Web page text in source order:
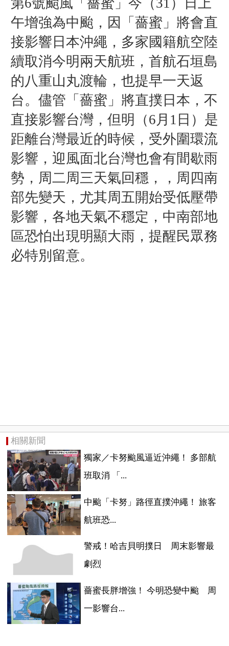
午增強為中颱，因「薔蜜」將會直
接影響日本沖繩，多家國籍航空陸
續取消今明兩天航班，首航石垣島
的八重山丸渡輪，也提早一天返
台。儘管「薔蜜」將直撲日本，不
直接影響台灣，但明（6月1日）是
距離台灣最近的時候，受外圍環流
影響，迎風面北台灣也會有間歇雨
勢，周二周三天氣回穩，，周四南
部先變天，尤其周五開始受低壓帶
影響，各地天氣不穩定，中南部地
區恐怕出現明顯大雨，提醒民眾務
必特別留意。
相關新聞
獨家／卡努颱風逼近沖繩！ 多部航
班取消 「...
​中颱「卡努」路徑直撲沖繩！ 旅客
航班恐...
警戒！哈吉貝明撲日 周末影響最
劇烈
薔蜜長胖增強！ 今明恐變中颱 周
一影響台...